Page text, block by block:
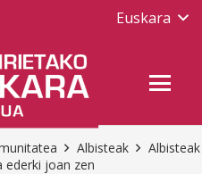
Euskara
Albisteak
Albisteak
ederki joan zen